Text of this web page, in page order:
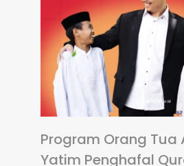
Program Orang Tua
Yatim Penghafal